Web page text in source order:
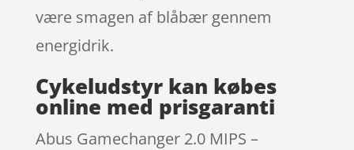
være smagen af blåbær gennem
energidrik.
Cykeludstyr kan købes
online med prisgaranti
Abus Gamechanger 2.0 MIPS –